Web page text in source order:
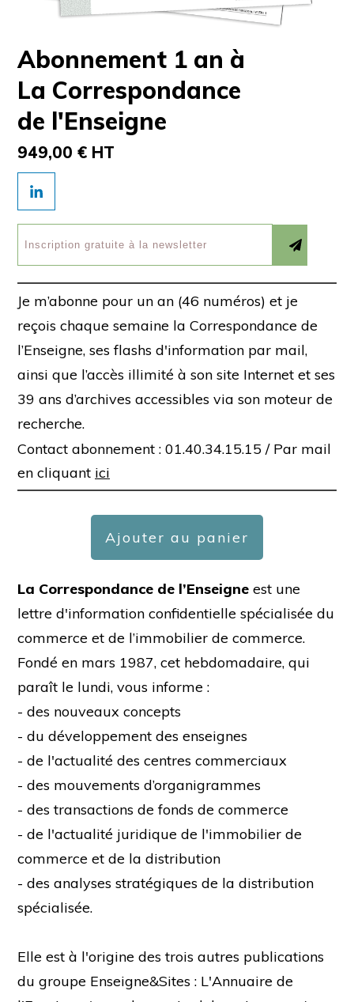
Abonnement 1 an à
La Correspondance
de l'Enseigne
949,00 € HT
Je m’abonne pour un an (46 numéros) et je
reçois chaque semaine la Correspondance de
l’Enseigne, ses flashs d'information par mail,
ainsi que l’accès illimité à son site Internet et ses
39 ans d’archives accessibles via son moteur de
recherche.
Contact abonnement : 01.40.34.15.15 / Par mail
en cliquant ici
Ajouter au panier
La Correspondance de l’Enseigne est une
lettre d'information confidentielle spécialisée du
commerce et de l’immobilier de commerce.
Fondé en mars 1987, cet hebdomadaire, qui
paraît le lundi, vous informe :
- des nouveaux concepts
- du développement des enseignes
- de l'actualité des centres commerciaux
- des mouvements d’organigrammes
- des transactions de fonds de commerce
- de l'actualité juridique de l'immobilier de
commerce et de la distribution
- des analyses stratégiques de la distribution
spécialisée.
Elle est à l'origine des trois autres publications
du groupe Enseigne&Sites : L'Annuaire de